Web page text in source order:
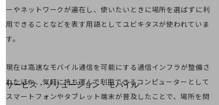
地域経済のさらなる活性化に取り組みます
自治体・地域社会との共創
サービス・ソリューション・モバイル
サービス・ソリューションTOP
ーやネットワークが遍在し、使いたいときに場所を選ばずに利
用できることなどを表す用語としてユビキタスが使われていま
す。
現在は高速なモバイル通信を可能にする通信インフラが整備さ
れたほか、気軽に持ち運んで利用できるコンピューターとして
スマートフォンやタブレット端末が普及したことで、場所を問